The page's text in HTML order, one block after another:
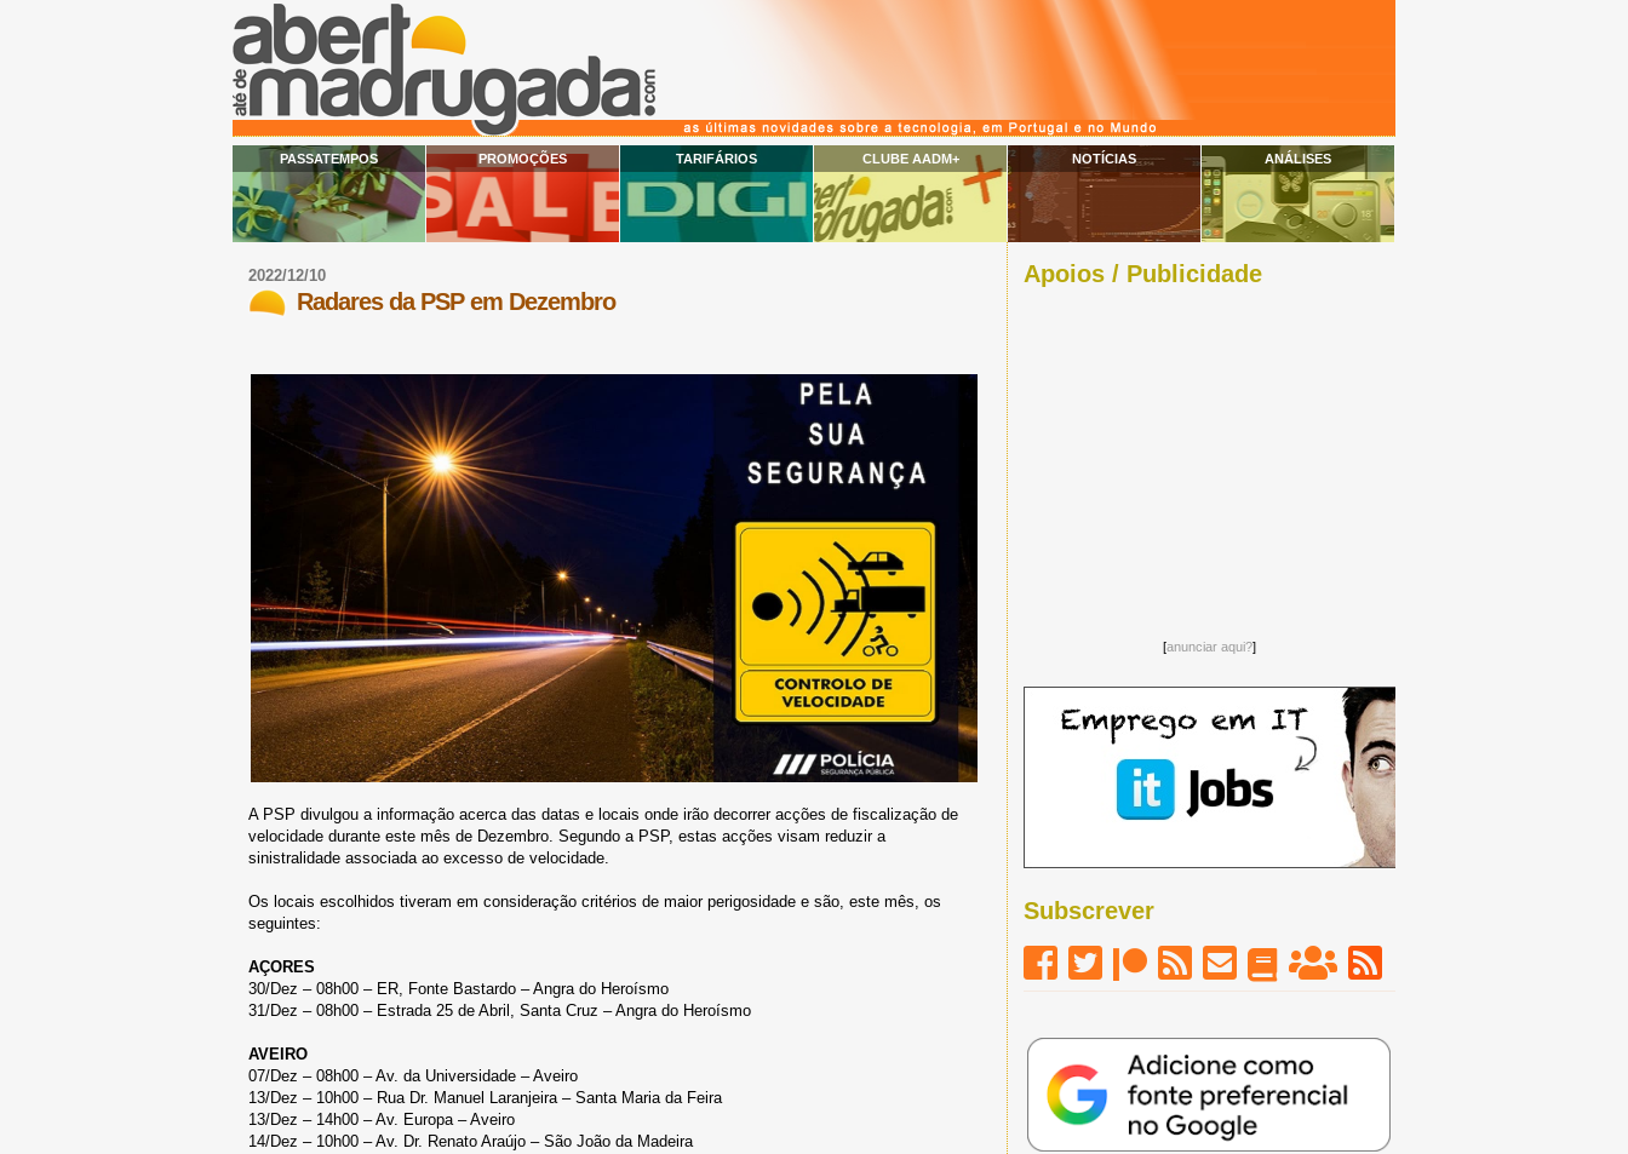
PASSATEMPOS PROMOÇÕES TARIFÁRIOS CLUBE AADM+ NOTÍCIAS ANÁLISES
2022/12/10
Radares da PSP em Dezembro
A PSP divulgou a informação acerca das datas e locais onde irão decorrer acções de fiscalização de
velocidade durante este mês de Dezembro. Segundo a PSP, estas acções visam reduzir a
sinistralidade associada ao excesso de velocidade.
Os locais escolhidos tiveram em consideração critérios de maior perigosidade e são, este mês, os
seguintes:
AÇORES
30/Dez – 08h00 – ER, Fonte Bastardo – Angra do Heroísmo
31/Dez – 08h00 – Estrada 25 de Abril, Santa Cruz – Angra do Heroísmo
AVEIRO
07/Dez – 08h00 – Av. da Universidade – Aveiro
13/Dez – 10h00 – Rua Dr. Manuel Laranjeira – Santa Maria da Feira
13/Dez – 14h00 – Av. Europa – Aveiro
14/Dez – 10h00 – Av. Dr. Renato Araújo – São João da Madeira
Apoios / Publicidade
[anunciar aqui?]
Subscrever